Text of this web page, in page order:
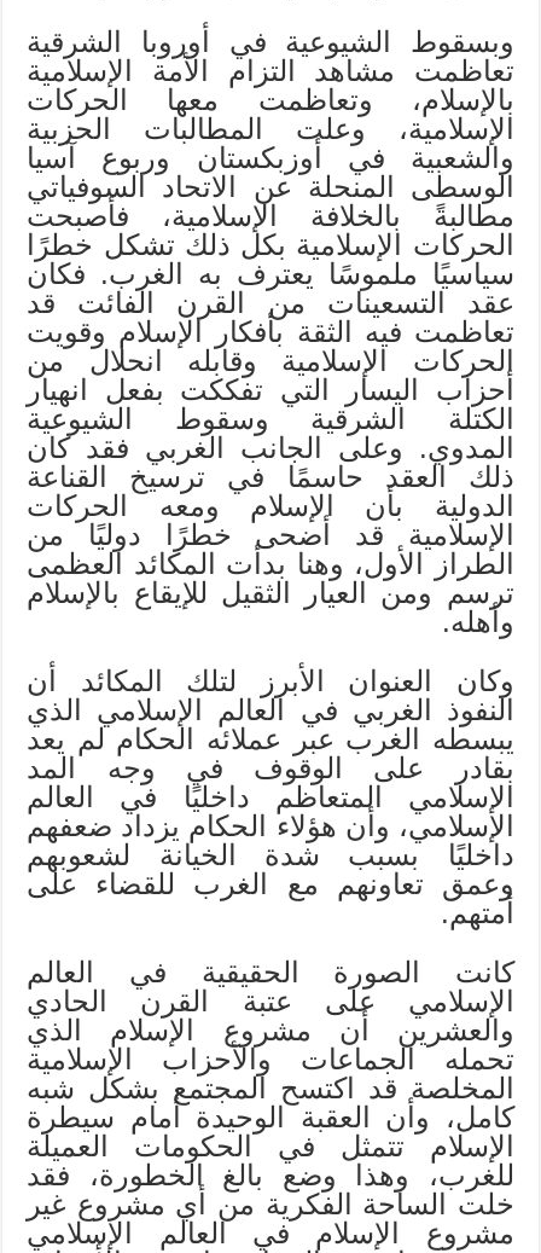
وبسقوط الشيوعية في أوروبا الشرقية
تعاظمت مشاهد التزام الأمة الإسلامية
بالإسلام، وتعاظمت معها الحركات
الإسلامية، وعلت المطالبات الحزبية
والشعبية في أوزبكستان وربوع آسيا
الوسطى المنحلة عن الاتحاد السوفياتي
مطالبةً بالخلافة الإسلامية، فأصبحت
الحركات الإسلامية بكل ذلك تشكل خطرًا
سياسيًا ملموسًا يعترف به الغرب. فكان
عقد التسعينات من القرن الفائت قد
تعاظمت فيه الثقة بأفكار الإسلام وقويت
الحركات الإسلامية وقابله انحلال من
أحزاب اليسار التي تفككت بفعل انهيار
الكتلة الشرقية وسقوط الشيوعية
المدوي. وعلى الجانب الغربي فقد كان
ذلك العقد حاسمًا في ترسيخ القناعة
الدولية بأن الإسلام ومعه الحركات
الإسلامية قد أضحى خطرًا دوليًا من
الطراز الأول، وهنا بدأت المكائد العظمى
ترسم ومن العيار الثقيل للإيقاع بالإسلام
وأهله.
وكان العنوان الأبرز لتلك المكائد أن
النفوذ الغربي في العالم الإسلامي الذي
يبسطه الغرب عبر عملائه الحكام لم يعد
بقادر على الوقوف في وجه المد
الإسلامي المتعاظم داخليًا في العالم
الإسلامي، وأن هؤلاء الحكام يزداد ضعفهم
داخليًا بسبب شدة الخيانة لشعوبهم
وعمق تعاونهم مع الغرب للقضاء على
أمتهم.
كانت الصورة الحقيقية في العالم
الإسلامي على عتبة القرن الحادي
والعشرين أن مشروع الإسلام الذي
تحمله الجماعات والأحزاب الإسلامية
المخلصة قد اكتسح المجتمع بشكل شبه
كامل، وأن العقبة الوحيدة أمام سيطرة
الإسلام تتمثل في الحكومات العميلة
للغرب، وهذا وضع بالغ الخطورة، فقد
خلت الساحة الفكرية من أي مشروع غير
مشروع الإسلام في العالم الإسلامي